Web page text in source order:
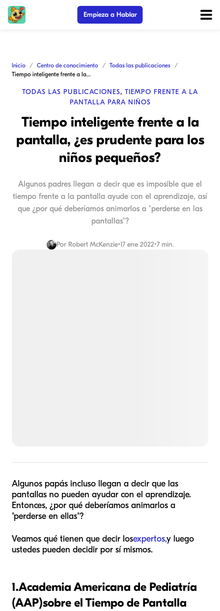
Empieza a Hablar
Inicio Centro de conocimiento
Todas las publicaciones
Tiempo inteligente frente a la pantalla, ¿es prudente para los niños pequeños?
TODAS LAS PUBLICACIONES, TIEMPO FRENTE A LA
PANTALLA PARA NIÑOS
Tiempo inteligente frente a la
pantalla, ¿es prudente para los
niños pequeños?
Algunos padres llegan a decir que es imposible que el
tiempo frente a la pantalla ayude con el aprendizaje, así
que ¿por qué deberíamos animarlos a "perderse en las
pantallas"?
Por Robert McKenzie•17 ene 2022•7 min.
Algunos papás incluso llegan a decir que las
pantallas no pueden ayudar con el aprendizaje.
Entonces, ¿por qué deberíamos animarlos a
"perderse en ellas"?
Veamos qué tienen que decir losexpertos,y luego
ustedes pueden decidir por sí mismos.
1.Academia Americana de Pediatría
(AAP)sobre el Tiempo de Pantalla